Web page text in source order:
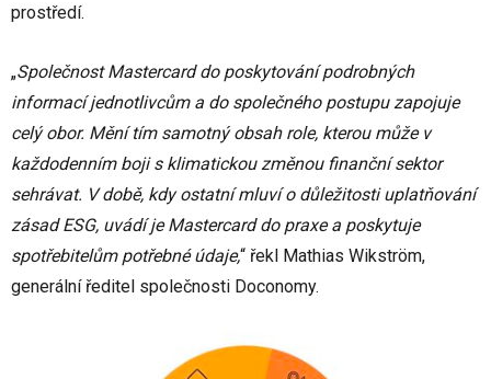
prostředí.
„Společnost Mastercard do poskytování podrobných
informací jednotlivcům a do společného postupu zapojuje
celý obor. Mění tím samotný obsah role, kterou může v
každodenním boji s klimatickou změnou finanční sektor
sehrávat. V době, kdy ostatní mluví o důležitosti uplatňování
zásad ESG, uvádí je Mastercard do praxe a poskytuje
spotřebitelům potřebné údaje,“ řekl Mathias Wikström,
generální ředitel společnosti Doconomy.